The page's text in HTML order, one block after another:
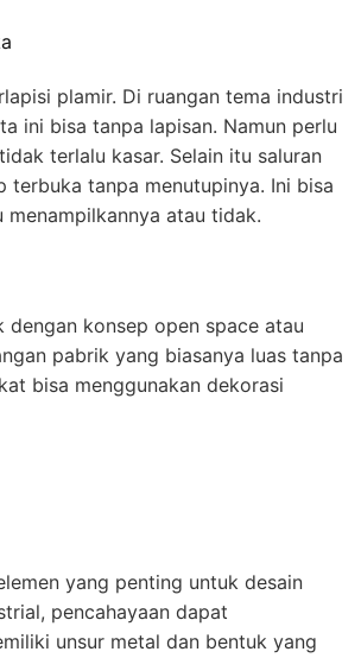
plamir. Di ruangan tema industri
ini bisa tanpa lapisan. Namun perlu
terlalu kasar. Selain itu saluran
tanpa menutupinya. Ini bisa
menampilkannya atau tidak.
konsep open space atau
pabrik yang biasanya luas tanpa
bisa menggunakan dekorasi
yang penting untuk desain
pencahayaan dapat
unsur metal dan bentuk yang